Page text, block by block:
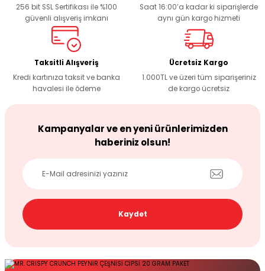
Product is more expensive than on other sites.
There should be other alternatives to this product.
256 bit SSL Sertifikası ile %100
güvenli alışveriş imkanı
Saat 16:00’a kadar ki siparişlerde
aynı gün kargo hizmeti
Taksitli Alışveriş
Kredi kartınıza taksit ve banka
havalesi ile ödeme
Ücretsiz Kargo
1.000TL ve üzeri tüm siparişeriniz
de kargo ücretsiz
Kampanyalar ve en yeni ürünlerimizden
haberiniz olsun!
Kaydet